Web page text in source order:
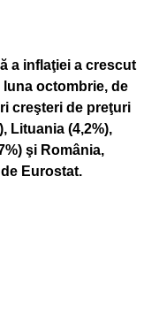
a inflaţiei a crescut
octombrie, de
creşteri de preţuri
Lituania (4,2%),
şi România,
Eurostat.